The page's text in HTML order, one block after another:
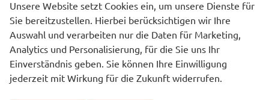
01.01.2026
23.330,– € Details
Verbrauch kombiniert: 6,30 l/100km
CO2-Klasse: E
Unsere Website setzt Cookies ein, um unsere Dienste für
Sie bereitzustellen. Hierbei berücksichtigen wir Ihre
Auswahl und verarbeiten nur die Daten für Marketing,
Analytics und Personalisierung, für die Sie uns Ihr
Einverständnis geben. Sie können Ihre Einwilligung
jederzeit mit Wirkung für die Zukunft widerrufen.